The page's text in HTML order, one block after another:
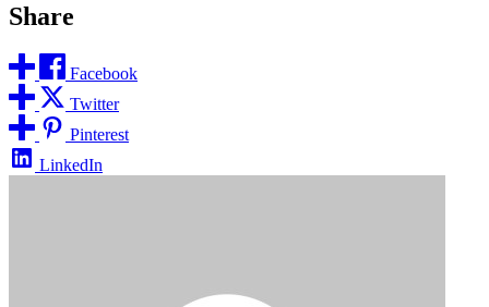
Share
Facebook
Twitter
Pinterest
LinkedIn